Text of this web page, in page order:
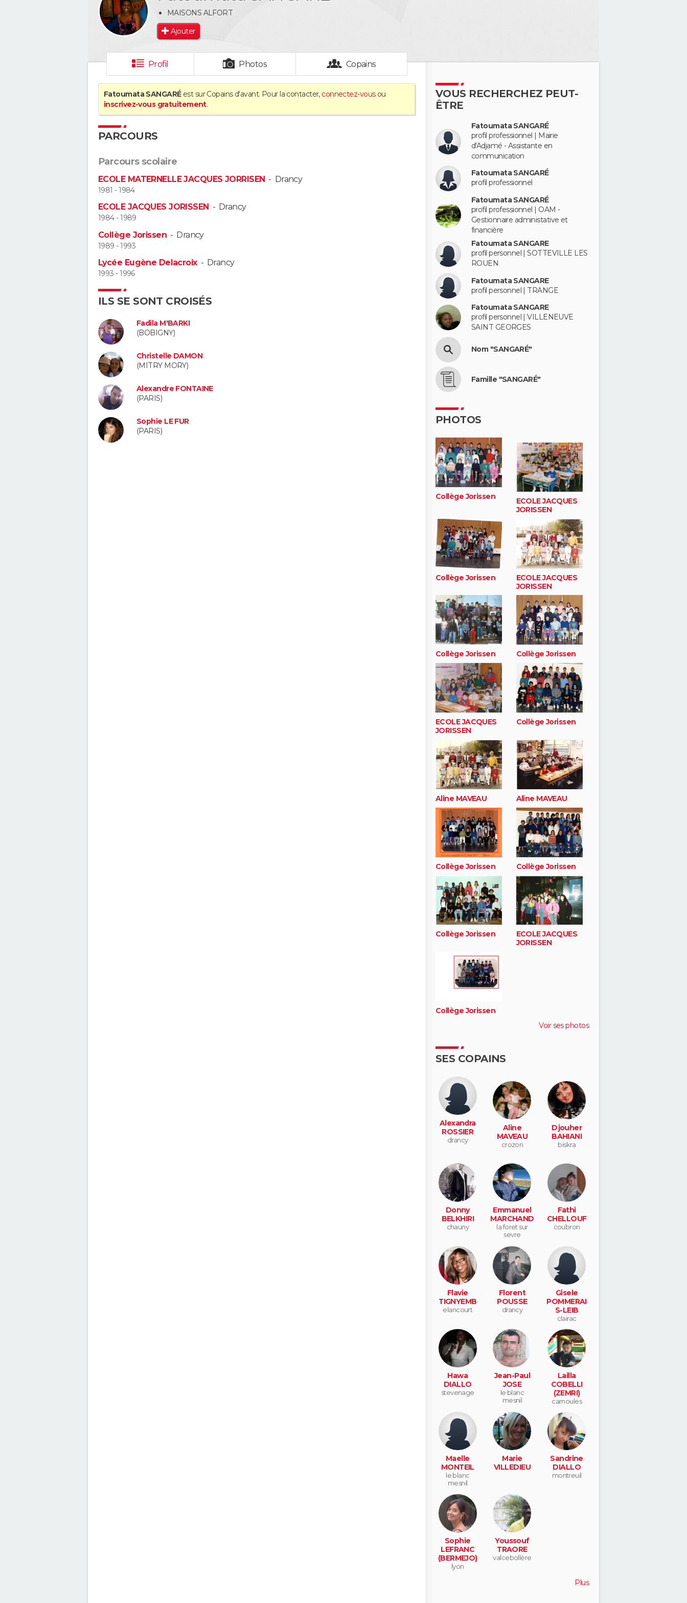
MAISONS ALFORT
Ajouter
Profil Photos Copains
Fatoumata SANGARÉest sur Copains d'avant. Pour la contacter, connectez-vousou
inscrivez-vous gratuitement.
PARCOURS
Parcours scolaire
ECOLE MATERNELLE JACQUES JORRISEN - Drancy
1981 - 1984
ECOLE JACQUES JORISSEN - Drancy
1984 - 1989
Collège Jorissen - Drancy
1989 - 1993
Lycée Eugène Delacroix- Drancy
1993 - 1996
ILS SE SONT CROISÉS
Fadila M'BARKI
(BOBIGNY)
Christelle DAMON
(MITRY MORY)
Alexandre FONTAINE
(PARIS)
Sophie LE FUR
(PARIS)
VOUS RECHERCHEZ PEUT-
ÊTRE
Fatoumata SANGARÉ
profil professionnel | Mairie
d'Adjamé - Assistante en
communication
Fatoumata SANGARÉ
profil professionnel
Fatoumata SANGARÉ
profil professionnel | OAM -
Gestionnaire administative et
financière
Fatoumata SANGARE
profil personnel | SOTTEVILLE LES
ROUEN
Fatoumata SANGARE
profil personnel | TRANGE
Fatoumata SANGARE
profil personnel | VILLENEUVE
SAINT GEORGES
Nom "SANGARÉ"
Famille "SANGARÉ"
PHOTOS
Collège Jorissen
ECOLE JACQUES
JORISSEN
Collège Jorissen
ECOLE JACQUES
JORISSEN
Collège Jorissen Collège Jorissen
ECOLE JACQUES
JORISSEN
Collège Jorissen
Aline MAVEAU Aline MAVEAU
Collège Jorissen Collège Jorissen
Collège Jorissen
ECOLE JACQUES
JORISSEN
Collège Jorissen
Voir ses photos
SES COPAINS
Alexandra
ROSSIER
drancy
Aline
MAVEAU
crozon
Djouher
BAHIANI
biskra
Donny
BELKHIRI
chauny
Emmanuel
MARCHAND
la foret sur
sevre
Fathi
CHELLOUF
coubron
Flavie
TIGNYEMB
elancourt
Florent
POUSSE
drancy
Gisele
POMMERAI
S-LEIB
clairac
Hawa
DIALLO
stevenage
Jean-Paul
JOSE
le blanc
mesnil
Lailla
COBELLI
(ZEMRI)
carnoules
Maelle
MONTEIL
le blanc
mesnil
Marie
VILLEDIEU
Sandrine
DIALLO
montreuil
Sophie
LEFRANC
(BERMEJO)
lyon
Youssouf
TRAORE
valcebollère
Plus